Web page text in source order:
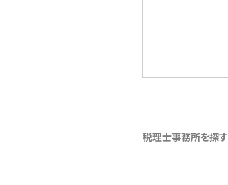
税理士事務所を探す